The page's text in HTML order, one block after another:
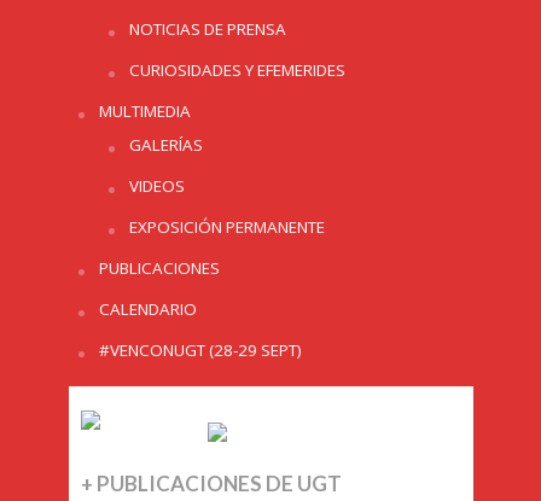
NOTICIAS DE PRENSA
CURIOSIDADES Y EFEMERIDES
MULTIMEDIA
GALERÍAS
VIDEOS
EXPOSICIÓN PERMANENTE
PUBLICACIONES
CALENDARIO
#VENCONUGT (28-29 SEPT)
+ PUBLICACIONES DE UGT